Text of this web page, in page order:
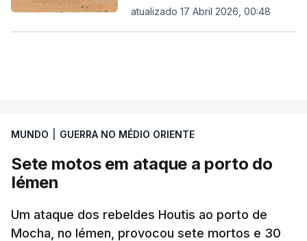
atualizado 17 Abril 2026, 00:48
MUNDO GUERRA NO MÉDIO ORIENTE
Sete motos em ataque a porto do
Iémen
Um ataque dos rebeldes Houtis ao porto de
Mocha, no Iémen, provocou sete mortos e 30